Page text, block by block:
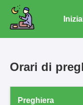
Orari di
Preghiera